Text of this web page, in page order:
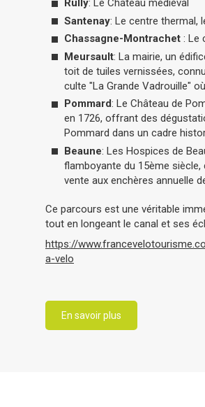
Rully: Le Château médiéval
Santenay: Le centre thermal,
Chassagne-Montrachet : Le
Meursault: La mairie, un
toit de tuiles vernissées,
culte "La Grande Vadrouille"
Pommard: Le Château de
en 1726, offrant des
Pommard dans un cadre
Beaune: Les Hospices de
flamboyante du 15ème
vente aux enchères annuelle
Ce parcours est une véritable
tout en longeant le canal et ses
https://
a-velo
En savoir plus